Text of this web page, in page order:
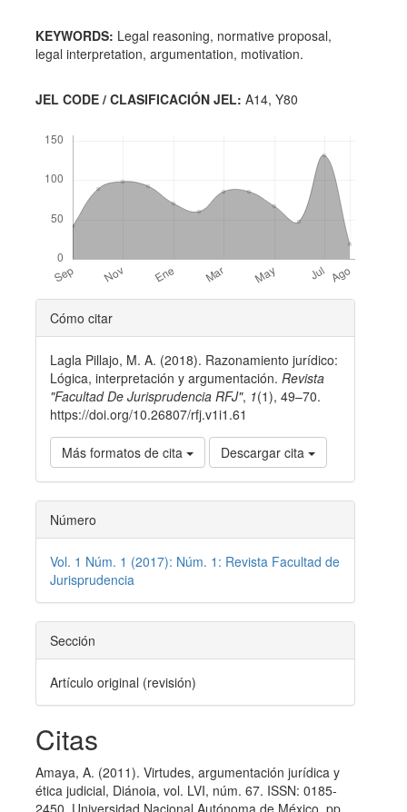
KEYWORDS: Legal reasoning, normative proposal,
legal interpretation, argumentation, motivation.
JEL CODE / CLASIFICACIÓN JEL: A14, Y80
Detalles
del
artículo
Cómo citar
Lagla Pillajo, M. A. (2018). Razonamiento jurí­dico:
Lógica, interpretación y argumentación. Revista
"Facultad De Jurisprudencia RFJ", 1(1), 49–70.
https://doi.org/10.26807/rfj.v1i1.61
Más formatos de cita Descargar cita
Número
Vol. 1 Núm. 1 (2017): Núm. 1: Revista Facultad de
Jurisprudencia
Sección
Artículo original (revisión)
Citas
Amaya, A. (2011). Virtudes, argumentación jurí­dica y
ética judicial, Diánoia, vol. LVI, núm. 67. ISSN: 0185-
2450. Universidad Nacional Autónoma de México, pp.